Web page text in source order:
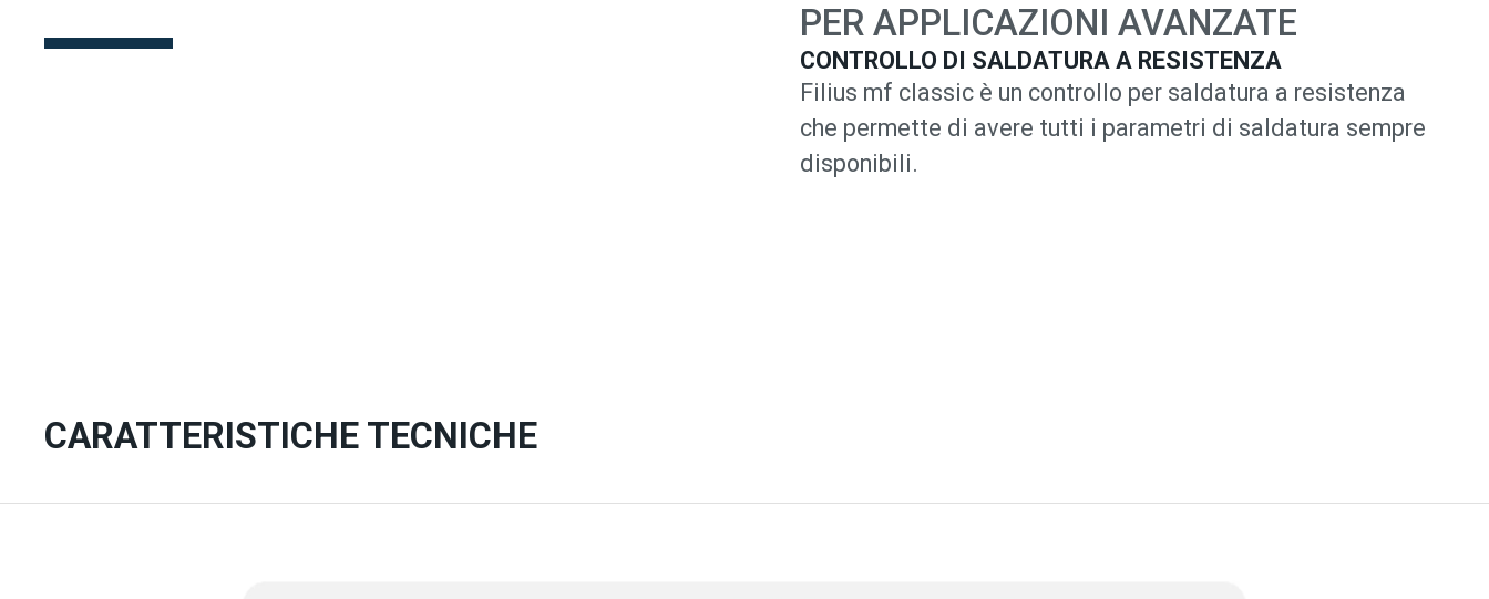
PER APPLICAZIONI AVANZATE
CONTROLLO DI SALDATURA A RESISTENZA
Filius mf classic è un controllo per saldatura a resistenza
che permette di avere tutti i parametri di saldatura sempre
disponibili.
CARATTERISTICHE TECNICHE